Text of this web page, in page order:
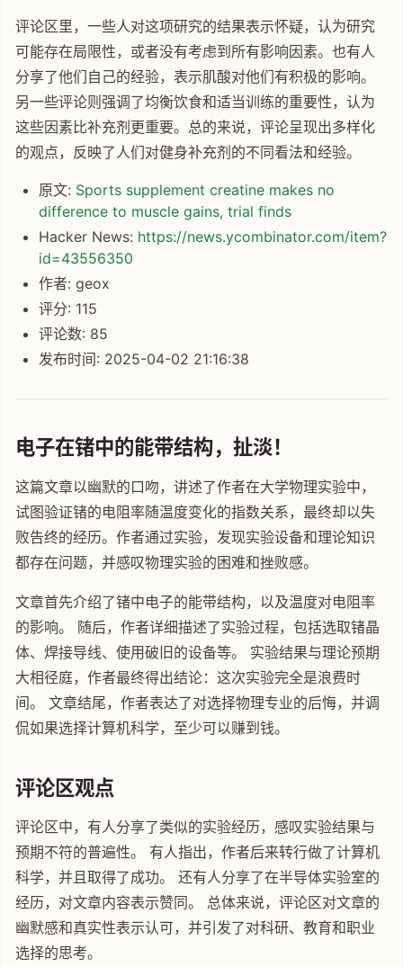
评论区里，一些人对这项研究的结果表示怀疑，认为研究
可能存在局限性，或者没有考虑到所有影响因素。也有人
分享了他们自己的经验，表示肌酸对他们有积极的影响。
另一些评论则强调了均衡饮食和适当训练的重要性，认为
这些因素比补充剂更重要。总的来说，评论呈现出多样化
的观点，反映了人们对健身补充剂的不同看法和经验。
原文: Sports supplement creatine makes no
difference to muscle gains, trial finds
Hacker News: https://news.ycombinator.com/item?
id=43556350
作者: geox
评分: 115
评论数: 85
发布时间: 2025-04-02 21:16:38
电子在锗中的能带结构，扯淡！
这篇文章以幽默的口吻，讲述了作者在大学物理实验中，
试图验证锗的电阻率随温度变化的指数关系，最终却以失
败告终的经历。作者通过实验，发现实验设备和理论知识
都存在问题，并感叹物理实验的困难和挫败感。
文章首先介绍了锗中电子的能带结构，以及温度对电阻率
的影响。 随后，作者详细描述了实验过程，包括选取锗晶
体、焊接导线、使用破旧的设备等。 实验结果与理论预期
大相径庭，作者最终得出结论：这次实验完全是浪费时
间。 文章结尾，作者表达了对选择物理专业的后悔，并调
侃如果选择计算机科学，至少可以赚到钱。
评论区观点
评论区中，有人分享了类似的实验经历，感叹实验结果与
预期不符的普遍性。 有人指出，作者后来转行做了计算机
科学，并且取得了成功。 还有人分享了在半导体实验室的
经历，对文章内容表示赞同。 总体来说，评论区对文章的
幽默感和真实性表示认可，并引发了对科研、教育和职业
选择的思考。